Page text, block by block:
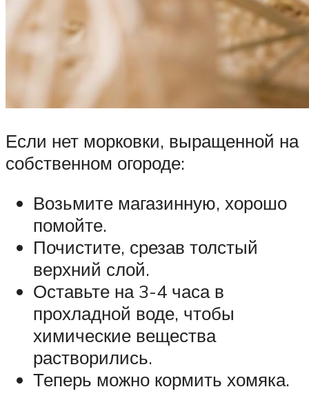
Если нет морковки, выращенной на
собственном огороде:
Возьмите магазинную, хорошо
помойте.
Почистите, срезав толстый
верхний слой.
Оставьте на 3-4 часа в
прохладной воде, чтобы
химические вещества
растворились.
Теперь можно кормить хомяка.